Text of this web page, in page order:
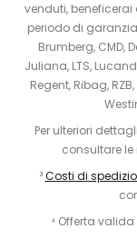
venduti,
periodo di
Brumberg, CMD,
Juliana, LTS,
Regent, Ribag,
Per ulteriori
consultare le
³Costi di
⁴ Offerta